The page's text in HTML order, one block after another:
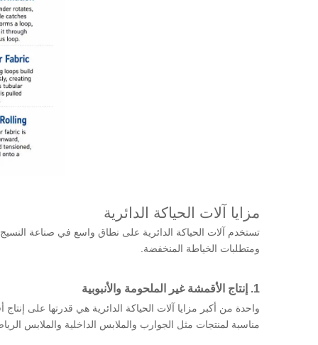
مزايا آلات الحياكة الدائرية
تستخدم آلات الحياكة الدائرية على نطاق واسع في صناعة النسيج
ومتطلبات الخياطة المنخفضة.
1. إنتاج الأقمشة غير الملحومة والأنبوبية
واحدة من أكبر مزايا آلات الحياكة الدائرية هي قدرتها على
مناسبة لمنتجات مثل الجوارب والملابس الداخلية والملابس